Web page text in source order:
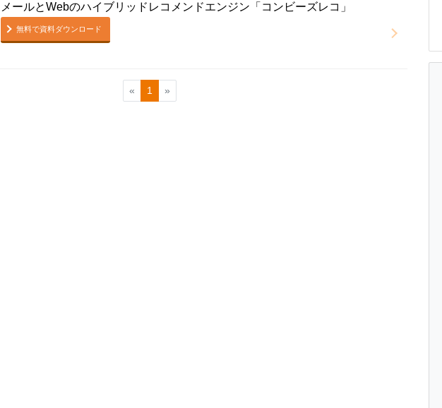
メールとWebのハイブリッドレコメンドエンジン「コンビーズレコ」
無料で資料ダウンロード
« 1 »